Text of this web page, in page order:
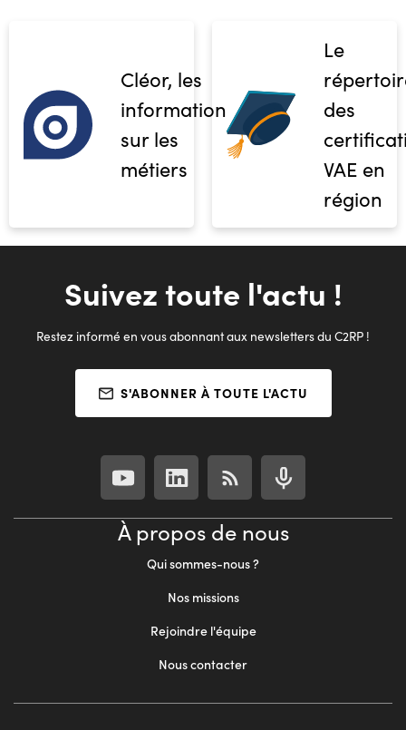
Cléor, les
informations
sur les
métiers
Le
des
VAE en
région
Suivez toute l'actu !
Restez informé en vous abonnant aux newsletters du C2RP !
S'ABONNER À TOUTE L'ACTU
À propos de nous
Qui sommes-nous ?
Nos missions
Rejoindre l'équipe
Nous contacter